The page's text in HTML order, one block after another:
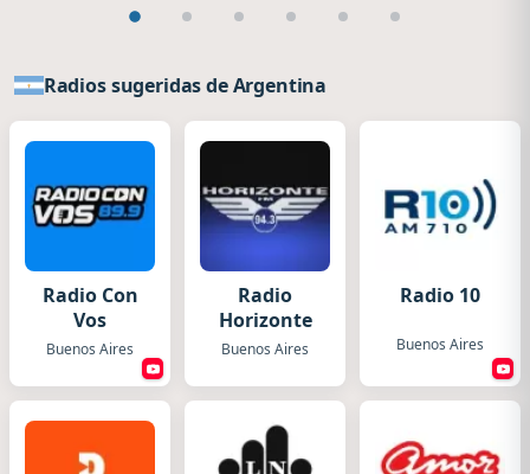
Radios sugeridas de Argentina
Radio Con
Vos
Buenos Aires
Radio
Horizonte
Buenos Aires
Radio 10
Buenos Aires